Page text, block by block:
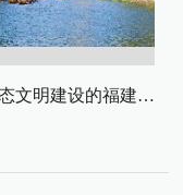
数字生态文明建设的福建路径与启示